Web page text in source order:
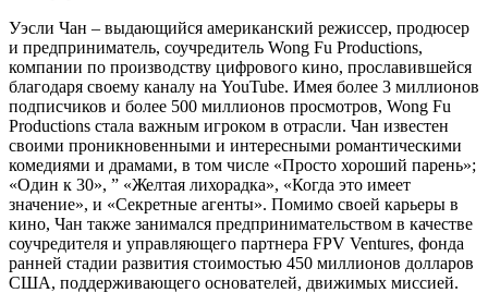
Уэсли Чан – выдающийся американский режиссер, продюсер
и предприниматель, соучредитель Wong Fu Productions,
компании по производству цифрового кино, прославившейся
благодаря своему каналу на YouTube. Имея более 3 миллионов
подписчиков и более 500 миллионов просмотров, Wong Fu
Productions стала важным игроком в отрасли. Чан известен
своими проникновенными и интересными романтическими
комедиями и драмами, в том числе «Просто хороший парень»;
«Один к 30», ” «Желтая лихорадка», «Когда это имеет
значение», и «Секретные агенты». Помимо своей карьеры в
кино, Чан также занимался предпринимательством в качестве
соучредителя и управляющего партнера FPV Ventures, фонда
ранней стадии развития стоимостью 450 миллионов долларов
США, поддерживающего основателей, движимых миссией.